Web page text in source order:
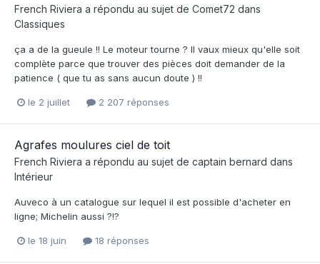
French Riviera a répondu au sujet de Comet72 dans
Classiques
ça a de la gueule !! Le moteur tourne ? Il vaux mieux qu'elle soit
complète parce que trouver des pièces doit demander de la
patience ( que tu as sans aucun doute ) !!
le 2 juillet 2 207 réponses
Agrafes moulures ciel de toit
French Riviera a répondu au sujet de captain bernard dans
Intérieur
Auveco à un catalogue sur lequel il est possible d'acheter en
ligne; Michelin aussi ?!?
le 18 juin 18 réponses